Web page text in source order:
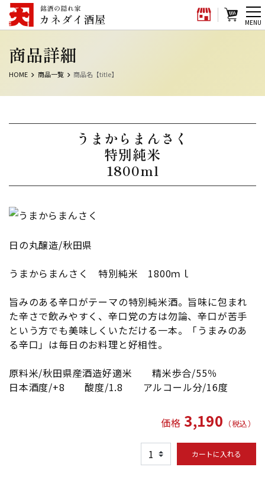
商品詳細
HOME 商品一覧 商品名【title】
うまからまんさく
特別純米
1800ml
日の丸醸造/秋田県
うまからまんさく 特別純米 1800ｍｌ
旨みのある辛口がテーマの特別純米酒。旨味に包まれ
た辛さで飲みやすく、辛口党の方は勿論、辛口が苦手
という方でも美味しくいただける一本。「うまみのあ
る辛口」は毎日のお料理と好相性。
原料米/秋田県産酒造好適米 精米歩合/55％
日本酒度/+8 酸度/1.8 アルコール分/16度
価格 3,190 （税込）
カートに入れる
メ
MENU